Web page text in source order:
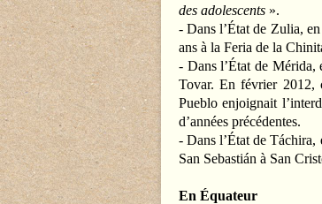
des adolescents ».
- Dans l’État de Zulia,
ans à la Feria de la
- Dans l’État de Mérida,
Tovar. En février 2012,
Pueblo enjoignait
d’années précédentes.
- Dans l’État de Táchira,
San Sebastián à San
En Équateur